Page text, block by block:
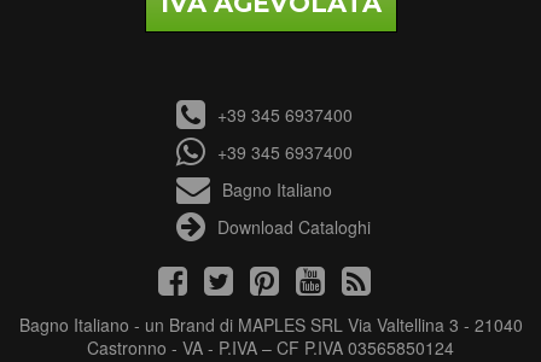
+39 345 6937400
+39 345 6937400
Bagno Italiano
Download Cataloghi
Bagno Italiano - un Brand di MAPLES SRL Via Valtellina 3 - 21040
Castronno - VA - P.IVA – CF P.IVA 03565850124